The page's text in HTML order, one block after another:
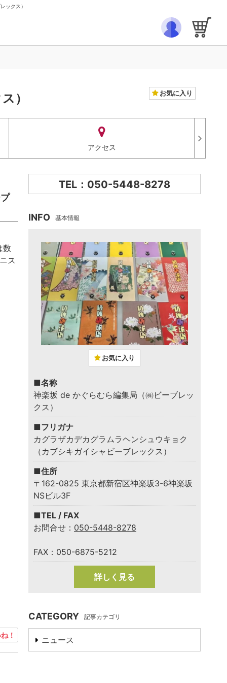
ックス）
） お気に入り
アクセス
数
ス
！
TEL：050-5448-8278
INFO 基本情報
お気に入り
■名称
神楽坂 de かぐらむら編集局（㈱ビーブレッ
クス）
■フリガナ
カグラザカデカグラムラヘンシュウキョク
（カブシキガイシャビーブレックス）
■住所
〒162-0825 東京都新宿区神楽坂3-6神楽坂
NSビル3F
■TEL / FAX
お問合せ： 050-5448-8278
FAX：050-6875-5212
詳しく見る
CATEGORY 記事カテゴリ
ニュース